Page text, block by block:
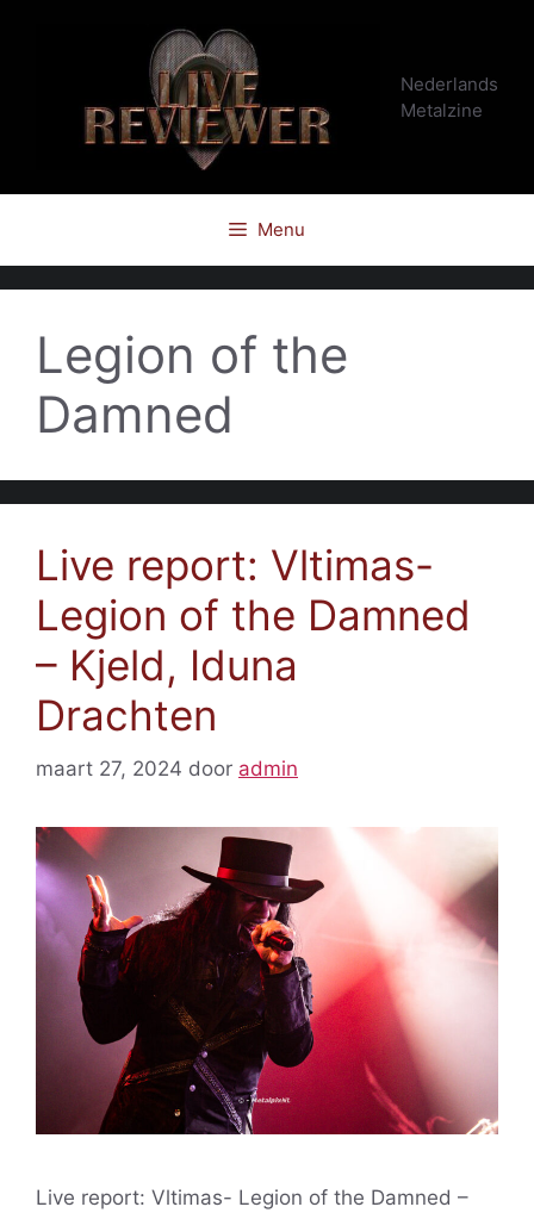
Nederlands
Metalzine
Menu
Legion of the
Damned
Live report: Vltimas-
Legion of the Damned
– Kjeld, Iduna
Drachten
maart 27, 2024 door admin
Live report: Vltimas- Legion of the Damned –